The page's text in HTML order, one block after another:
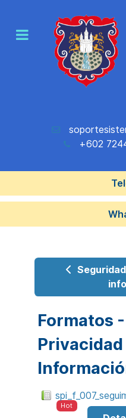
+602
Formatos
Privacidad
Hot